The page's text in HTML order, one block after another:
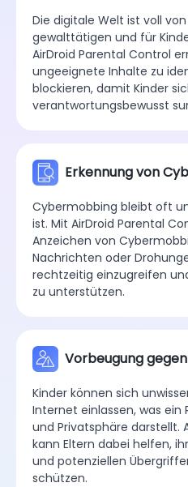
Die digitale Welt ist voll
gewalttätigen und für
AirDroid Parental Control
ungeeignete Inhalte zu
blockieren, damit Kinder
verantwortungsbewusst
Erkennung von
Cybermobbing bleibt oft
ist. Mit AirDroid Parental
Anzeichen von
Nachrichten oder
rechtzeitig einzugreifen
zu unterstützen.
Vorbeugung
Kinder können sich
Internet einlassen, was ein
und Privatsphäre darstellt.
kann Eltern dabei helfen,
und potenziellen
schützen.